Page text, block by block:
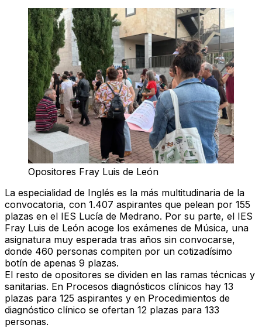
Opositores Fray Luis de León
La especialidad de Inglés es la más multitudinaria de la
convocatoria, con 1.407 aspirantes que pelean por 155
plazas en el IES Lucía de Medrano. Por su parte, el IES
Fray Luis de León acoge los exámenes de Música, una
asignatura muy esperada tras años sin convocarse,
donde 460 personas compiten por un cotizadísimo
botín de apenas 9 plazas.
El resto de opositores se dividen en las ramas técnicas y
sanitarias. En Procesos diagnósticos clínicos hay 13
plazas para 125 aspirantes y en Procedimientos de
diagnóstico clínico se ofertan 12 plazas para 133
personas.